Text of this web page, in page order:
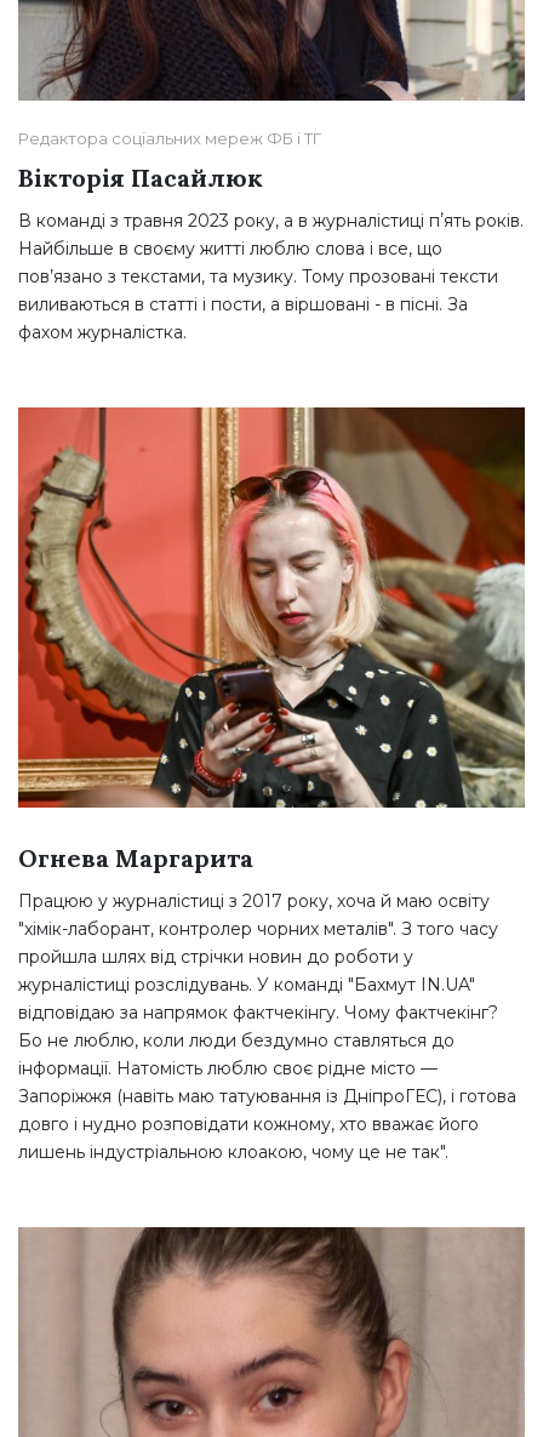
Редактора соціальних мереж ФБ і ТГ
Вікторія Пасайлюк
В команді з травня 2023 року, а в журналістиці пʼять років.
Найбільше в своєму житті люблю слова і все, що
пов’язано з текстами, та музику. Тому прозовані тексти
виливаються в статті і пости, а віршовані - в пісні. За
фахом журналістка.
Огнева Маргарита
Працюю у журналістиці з 2017 року, хоча й маю освіту
"хімік-лаборант, контролер чорних металів". З того часу
пройшла шлях від стрічки новин до роботи у
журналістиці розслідувань. У команді "Бахмут IN.UA"
відповідаю за напрямок фактчекінгу. Чому фактчекінг?
Бо не люблю, коли люди бездумно ставляться до
інформації. Натомість люблю своє рідне місто —
Запоріжжя (навіть маю татуювання із ДніпроГЕС), і готова
довго і нудно розповідати кожному, хто вважає його
лишень індустріальною клоакою, чому це не так".